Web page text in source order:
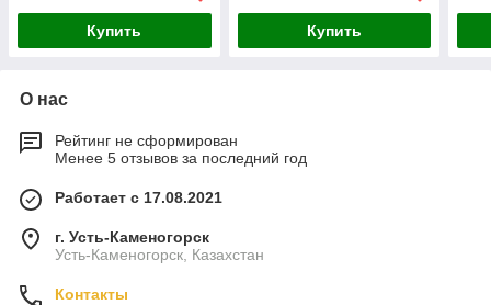
Купить Купить
О нас
Рейтинг не сформирован
Менее 5 отзывов за последний год
Работает с 17.08.2021
г. Усть-Каменогорск
Усть-Каменогорск, Казахстан
Контакты